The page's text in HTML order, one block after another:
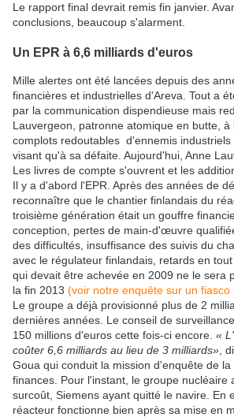
Le rapport final devrait remis fin janvier.
conclusions, beaucoup s'alarment.
Un EPR à 6,6 milliards d'euros
Mille alertes ont été lancées depuis des
financières et industrielles d'Areva. Tout a
par la communication dispendieuse mais
Lauvergeon, patronne atomique en butte,
complots redoutables d'ennemis industriels
visant qu'à sa défaite. Aujourd'hui, Anne
Les livres de compte s'ouvrent et les
Il y a d'abord l'EPR. Après des années de
reconnaître que le chantier finlandais du
troisième génération était un gouffre
conception, pertes de main-d'œuvre
des difficultés, insuffisance des suivis du
avec le régulateur finlandais, retards en
qui devait être achevée en 2009 ne le sera
la fin 2013 (voir notre enquête sur un fiasco
Le groupe a déjà provisionné plus de 2
dernières années. Le conseil de
150 millions d'euros cette fois-ci encore. «
coûter 6,6 milliards au lieu de 3 milliards» ,
Goua qui conduit la mission d'enquête de
finances. Pour l'instant, le groupe nucléaire
surcoût, Siemens ayant quitté le navire. En
réacteur fonctionne bien après sa mise en